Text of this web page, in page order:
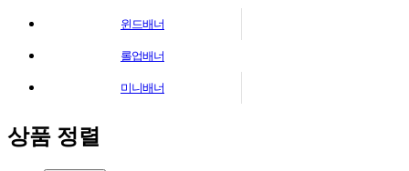
윈드배너
롤업배너
미니배너
상품 정렬